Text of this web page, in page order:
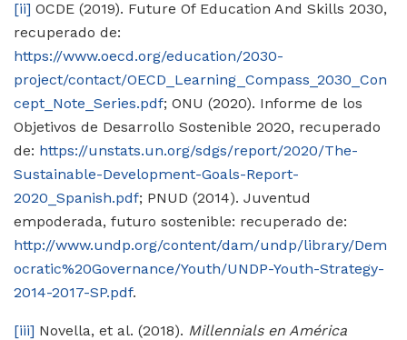
[ii] OCDE (2019). Future Of Education And Skills 2030,
recuperado de:
https://www.oecd.org/education/2030-
project/contact/OECD_Learning_Compass_2030_Con
cept_Note_Series.pdf; ONU (2020). Informe de los
Objetivos de Desarrollo Sostenible 2020, recuperado
de: https://unstats.un.org/sdgs/report/2020/The-
Sustainable-Development-Goals-Report-
2020_Spanish.pdf; PNUD (2014). Juventud
empoderada, futuro sostenible: recuperado de:
http://www.undp.org/content/dam/undp/library/Dem
ocratic%20Governance/Youth/UNDP-Youth-Strategy-
2014-2017-SP.pdf.
[iii] Novella, et al. (2018). Millennials en América